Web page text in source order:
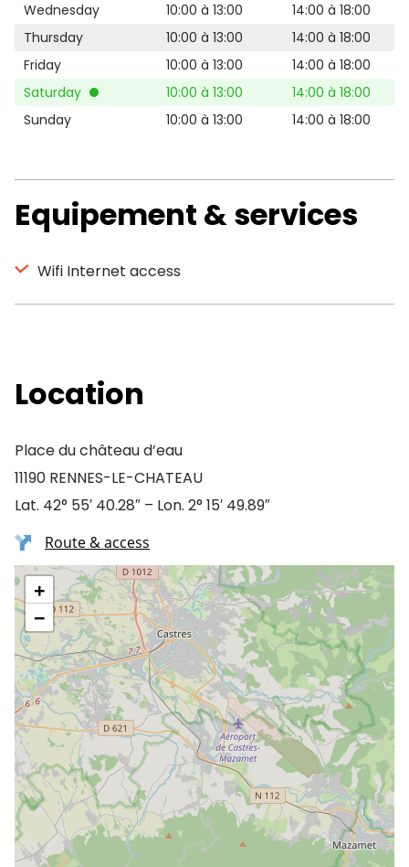
Wednesday
10:00 à 13:00
14:00 à 18:00
Thursday
10:00 à 13:00
14:00 à 18:00
Friday
10:00 à 13:00
14:00 à 18:00
Saturday
10:00 à 13:00
14:00 à 18:00
Sunday
10:00 à 13:00 14:00 à 18:00
Equipement & services
Wifi Internet access
Location
Place du château d’eau
11190 RENNES-LE-CHATEAU
Lat. 42° 55′ 40.28″ – Lon. 2° 15′ 49.89″
Route & access
+
−